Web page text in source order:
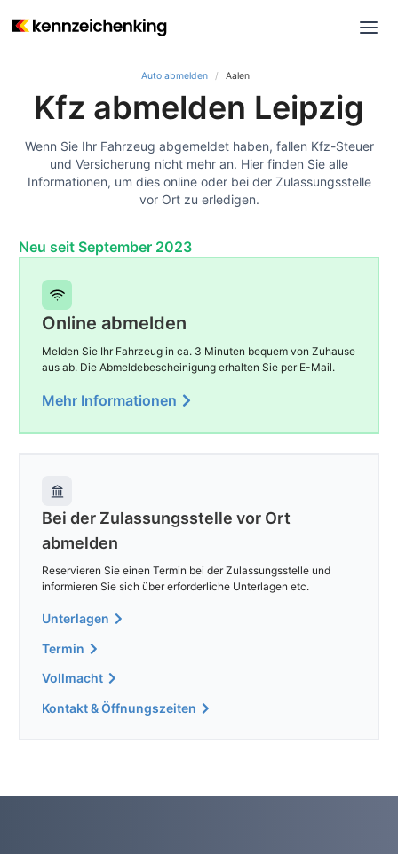
Auto abmelden Aalen
Kfz abmelden Leipzig
Wenn Sie Ihr Fahrzeug abgemeldet haben, fallen Kfz-Steuer
und Versicherung nicht mehr an. Hier finden Sie alle
Informationen, um dies online oder bei der Zulassungsstelle
vor Ort zu erledigen.
Neu seit September 2023
Online abmelden
Melden Sie Ihr Fahrzeug in ca. 3 Minuten bequem von Zuhause
aus ab. Die Abmeldebescheinigung erhalten Sie per E-Mail.
Mehr Informationen
Bei der Zulassungsstelle vor Ort
abmelden
Reservieren Sie einen Termin bei der Zulassungsstelle und
informieren Sie sich über erforderliche Unterlagen etc.
Unterlagen
Termin
Vollmacht
Kontakt & Öffnungszeiten